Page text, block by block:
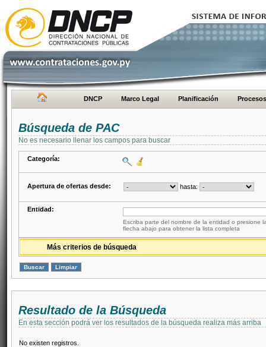
DNCP Marco Legal Planificación Procesos
Búsqueda de PAC
No es necesario llenar los campos para buscar
Categoría:
Apertura de ofertas desde: hasta:
Entidad:
Escriba parte del nombre de la entidad o presione
flecha abajo para obtener la lista completa
Más criterios de búsqueda
Resultado de la Búsqueda
En esta sección podrá ver los resultados de la búsqueda realiza más arriba
No existen registros.